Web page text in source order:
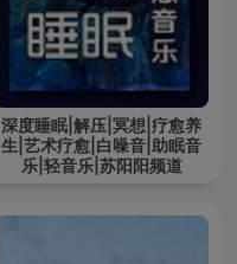
深度睡眠|解压|冥想|疗愈养
生|艺术疗愈|白噪音|助眠音
乐|轻音乐|苏阳阳频道